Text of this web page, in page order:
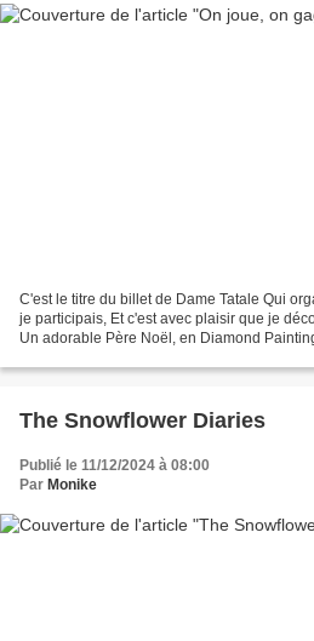
C'est le titre du billet de Dame Tatale Qui
je participais, Et c'est avec plaisir que je
Un adorable Père Noël, en Diamond
The Snowflower Diaries
Publié le 11/12/2024 à 08:00
Par Monike